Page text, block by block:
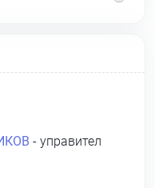
- управител